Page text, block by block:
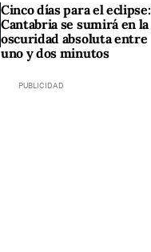
Cinco días para el eclipse:
Cantabria se sumirá en la
oscuridad absoluta entre
uno y dos minutos